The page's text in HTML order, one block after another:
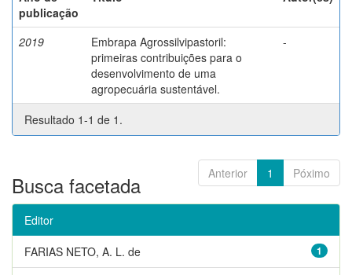
publicação
2019
Embrapa Agrossilvipastoril:
primeiras contribuições para o
desenvolvimento de uma
agropecuária sustentável.
-
Resultado 1-1 de 1.
Anterior 1 Póximo
Busca facetada
Editor
1
FARIAS NETO, A. L. de